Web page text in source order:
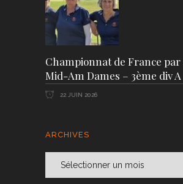
Championnat de France par
Mid-Am Dames – 3ème div A
22 JUIN 2026
ARCHIVES
Archives